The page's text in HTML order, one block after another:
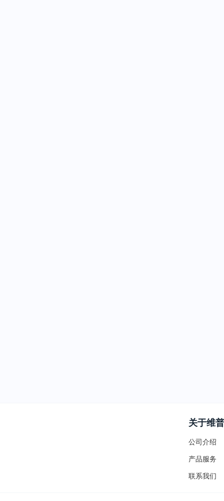
关于维普
公司介绍
产品服务
联系我们